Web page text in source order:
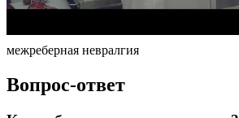
межреберная невралгия
Вопрос-ответ